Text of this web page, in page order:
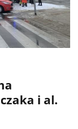
i al.